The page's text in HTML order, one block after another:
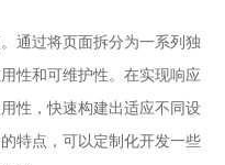
通过将页面拆分为一系列独
性和可维护性。在实现响应
性，快速构建出适应不同设
特点，可以定制化开发一些